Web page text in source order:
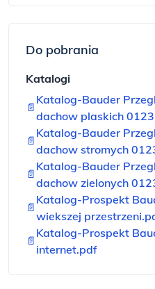
Do pobrania
Katalogi
📄
Katalog-Bauder
dachow plaskich
📄
Katalog-Bauder
dachow stromych
📄
Katalog-Bauder
dachow zielonych
📄
Katalog-Prospekt
wiekszej
📄
Katalog-Prospekt
internet.pdf